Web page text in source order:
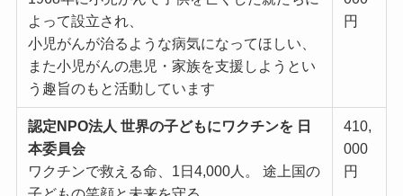
よって設⽴され、
⼩児がんが治るような病気になってほしい、
また⼩児がんの患児・家族を⽀援しようとい
う趣旨のもと活動しています
円
認定NPO法⼈ 世界の⼦どもにワクチンを ⽇
本委員会
ワクチンで救える命、1⽇4,000⼈。 途上国の
410,
000
円